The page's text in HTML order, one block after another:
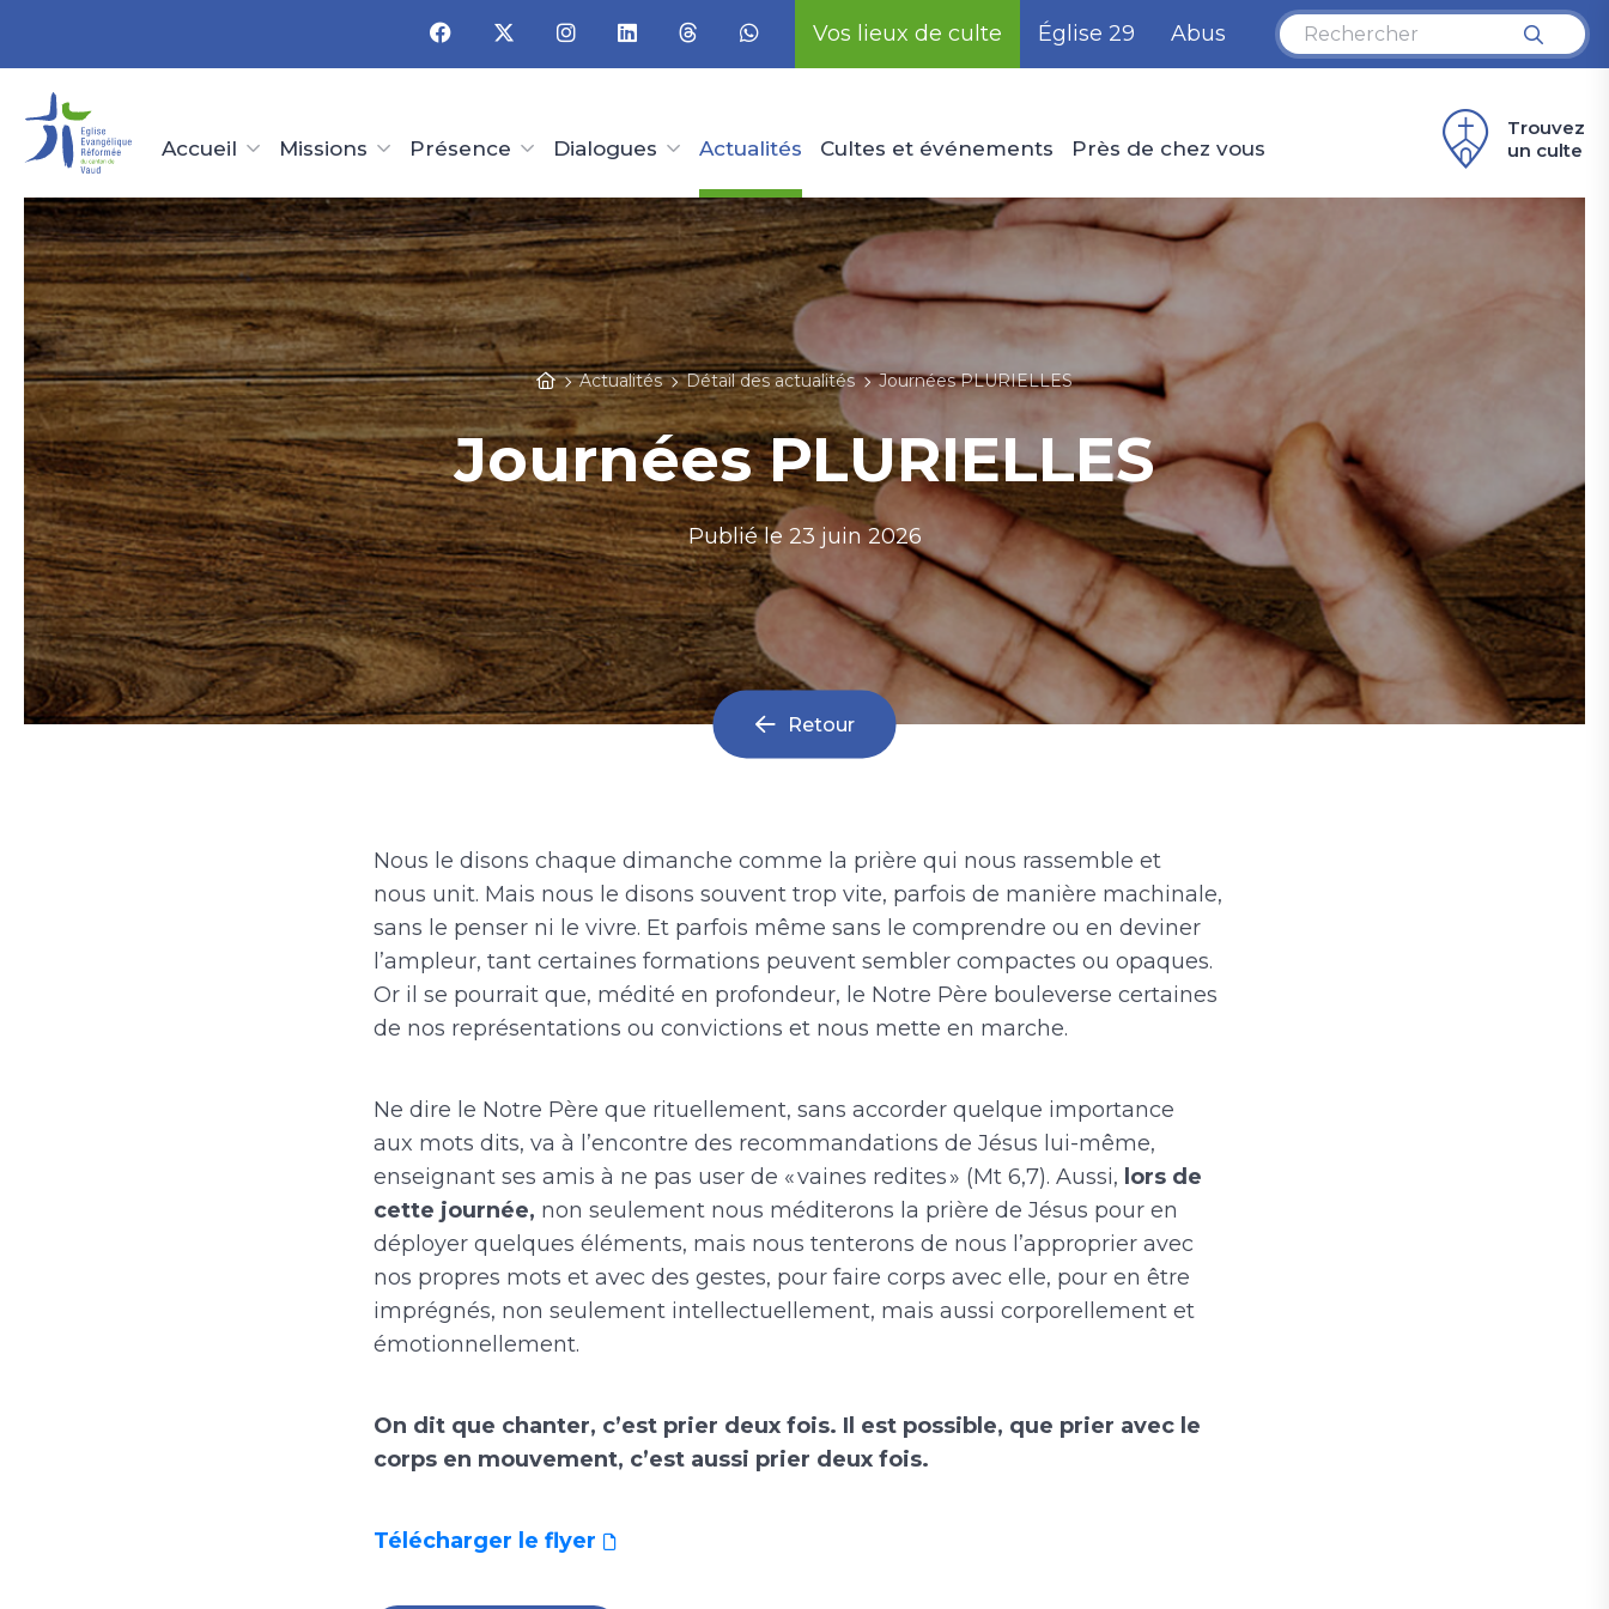
Vos lieux de culte Église 29 Abus
Accueil Missions Présence Dialogues Actualités Cultes et événements Près de chez vous
Trouvez
un culte
Actualités Détail des actualités Journées PLURIELLES
Journées PLURIELLES
Publié le 23 juin 2026
Retour
Nous le disons chaque dimanche comme la prière qui nous rassemble et
nous unit. Mais nous le disons souvent trop vite, parfois de manière machinale,
sans le penser ni le vivre. Et parfois même sans le comprendre ou en deviner
l’ampleur, tant certaines formations peuvent sembler compactes ou opaques.
Or il se pourrait que, médité en profondeur, le Notre Père bouleverse certaines
de nos représentations ou convictions et nous mette en marche.
Ne dire le Notre Père que rituellement, sans accorder quelque importance
aux mots dits, va à l’encontre des recommandations de Jésus lui-même,
enseignant ses amis à ne pas user de « vaines redites » (Mt 6,7). Aussi, lors de
cette journée, non seulement nous méditerons la prière de Jésus pour en
déployer quelques éléments, mais nous tenterons de nous l’approprier avec
nos propres mots et avec des gestes, pour faire corps avec elle, pour en être
imprégnés, non seulement intellectuellement, mais aussi corporellement et
émotionnellement.
On dit que chanter, c’est prier deux fois. Il est possible, que prier avec le
corps en mouvement, c’est aussi prier deux fois.
Télécharger le flyer